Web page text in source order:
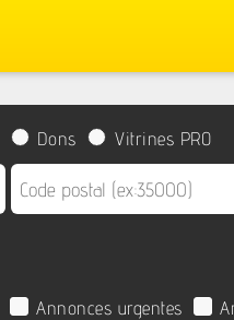
Dons Vitrines PRO
Annonces urgentes